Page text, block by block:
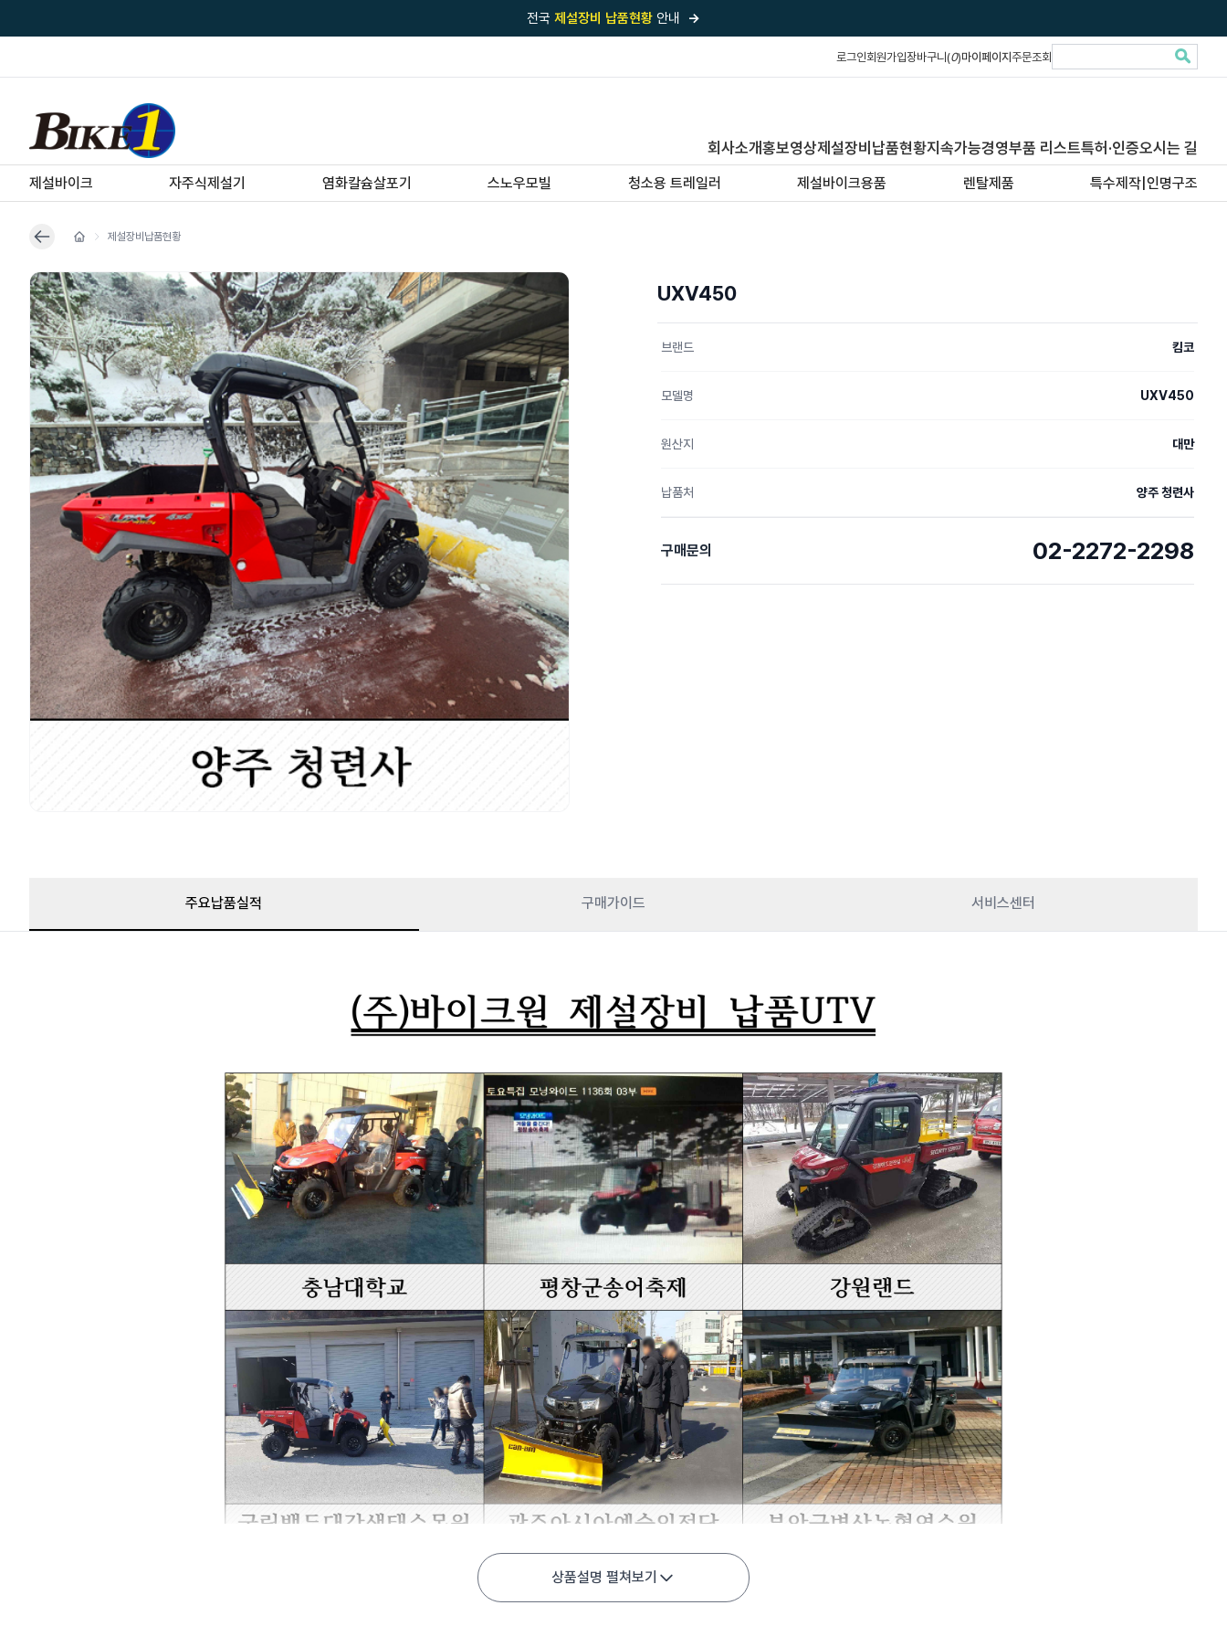
전국 제설장비 납품현황 안내 →
'국내 유일'의 특허 제설 시스템보유기업
전국이 선택한제설·다목적 장비 전문기업
로그인회원가입장바구니(0)마이페이지 주문조회
회사소개홍보영상제설장비납품현황지속가능경영부품 리스트특허·인증오시는 길
제설바이크 자주식제설기 염화칼슘살포기 스노우모빌 청소용 트레일러 제설바이크용품 렌탈제품 특수제작|인명구조
제설장비납품현황
UXV450
브랜드 킴코
모델명 UXV450
원산지 대만
납품처 양주 청련사
구매문의 02-2272-2298
주요납품실적 구매가이드 서비스센터
상품설명 펼쳐보기